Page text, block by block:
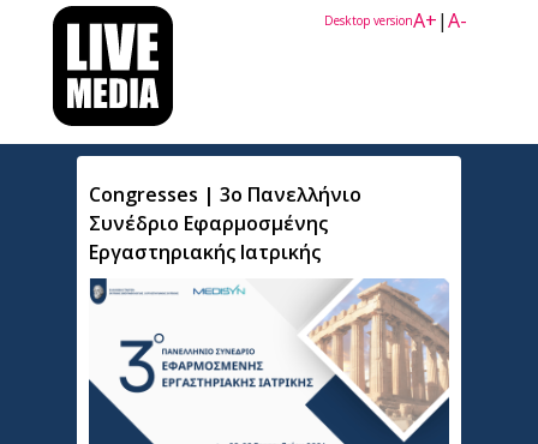
A+|A-
Desktop version
Congresses | 3ο Πανελλήνιο
Συνέδριο Εφαρμοσμένης
Εργαστηριακής Ιατρικής